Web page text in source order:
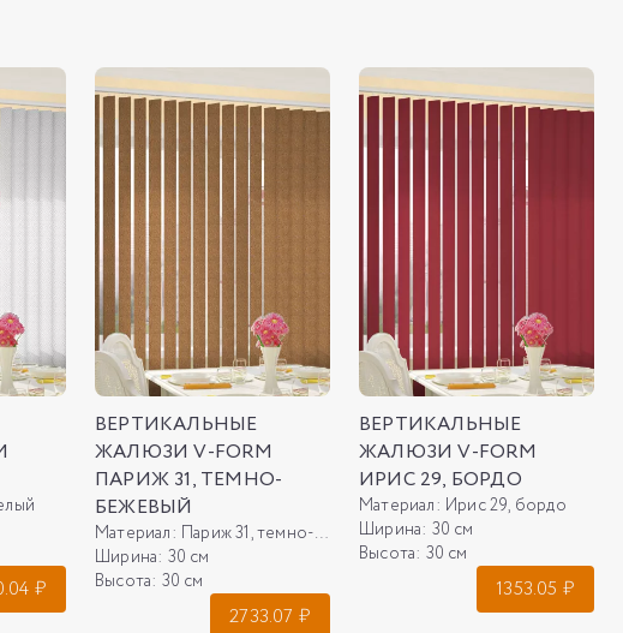
₽
ВЕРТИКАЛЬНЫЕ
ЖАЛЮЗИ V-FORM
ПАРИЖ 31, ТЕМНО-
БЕЖЕВЫЙ
Материал: Париж 31, темно-бежевый
Ширина: 30 см
Высота: 30 см
2733.07 ₽
ВЕРТИКАЛЬНЫЕ
ЖАЛЮЗИ V-FORM
ИРИС 29, БОРДО
Материал: Ирис 29, бордо
Ширина: 30 см
Высота: 30 см
1353.05 ₽